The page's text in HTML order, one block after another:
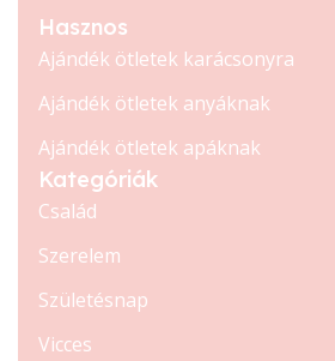
Hasznos
Ajándék ötletek karácsonyra
Ajándék ötletek anyáknak
Ajándék ötletek apáknak
Kategóriák
Család
Szerelem
Születésnap
Vicces